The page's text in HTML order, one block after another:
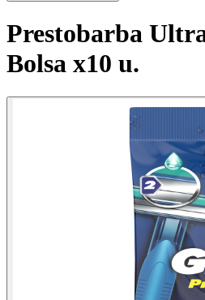
Prestobarba
Bolsa x10 u.